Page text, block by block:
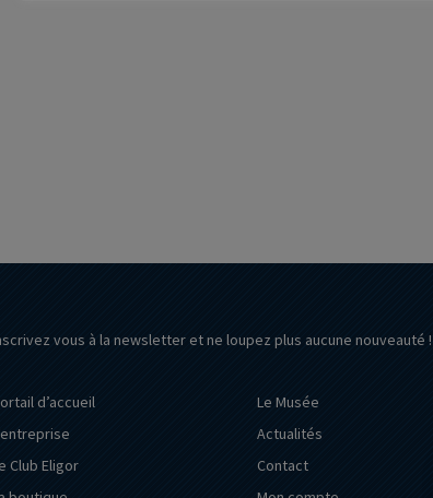
vous à la newsletter et ne loupez plus aucune nouveauté !
d’accueil
Club Eligor
Le Musée
Actualités
Contact